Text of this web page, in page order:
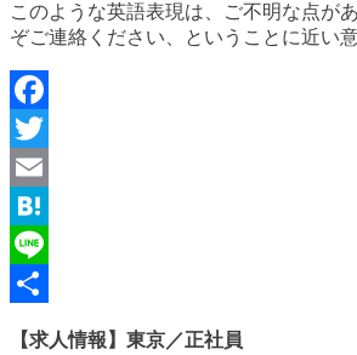
このような英語表現は、ご不明な点が
ぞご連絡ください、ということに近い
Facebook
Twitter
Email
Hatena
Line
【求人情報】東京／正社員